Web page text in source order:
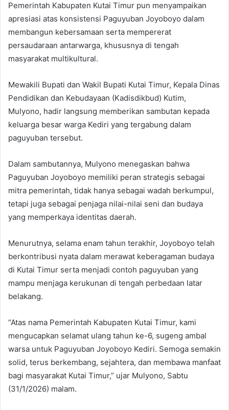
Pemerintah Kabupaten Kutai Timur pun menyampaikan
apresiasi atas konsistensi Paguyuban Joyoboyo dalam
membangun kebersamaan serta mempererat
persaudaraan antarwarga, khususnya di tengah
masyarakat multikultural.
Mewakili Bupati dan Wakil Bupati Kutai Timur, Kepala Dinas
Pendidikan dan Kebudayaan (Kadisdikbud) Kutim,
Mulyono, hadir langsung memberikan sambutan kepada
keluarga besar warga Kediri yang tergabung dalam
paguyuban tersebut.
Dalam sambutannya, Mulyono menegaskan bahwa
Paguyuban Joyoboyo memiliki peran strategis sebagai
mitra pemerintah, tidak hanya sebagai wadah berkumpul,
tetapi juga sebagai penjaga nilai-nilai seni dan budaya
yang memperkaya identitas daerah.
Menurutnya, selama enam tahun terakhir, Joyoboyo telah
berkontribusi nyata dalam merawat keberagaman budaya
di Kutai Timur serta menjadi contoh paguyuban yang
mampu menjaga kerukunan di tengah perbedaan latar
belakang.
“Atas nama Pemerintah Kabupaten Kutai Timur, kami
mengucapkan selamat ulang tahun ke-6, sugeng ambal
warsa untuk Paguyuban Joyoboyo Kediri. Semoga semakin
solid, terus berkembang, sejahtera, dan membawa manfaat
bagi masyarakat Kutai Timur,” ujar Mulyono, Sabtu
(31/1/2026) malam.